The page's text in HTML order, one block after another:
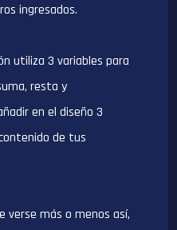
ingresados.
utiliza 3 variables para
resta y
en el diseño 3
de tus
verse más o menos así,